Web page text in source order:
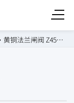
黄铜法兰闸阀 Z45W-16T